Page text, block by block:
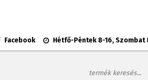
Facebook Hétfő-Péntek 8-16, Szombat